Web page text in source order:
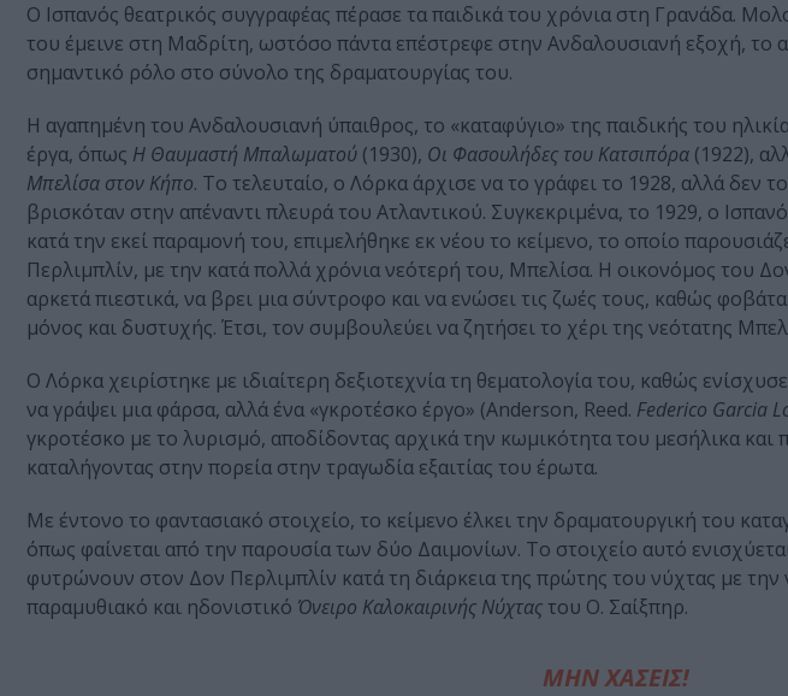
Ο Ισπανός θεατρικός συγγραφέας πέρασε τα παιδικά του χρόνια στη Γρανάδα.
του έμεινε στη Μαδρίτη, ωστόσο πάντα επέστρεφε στην Ανδαλουσιανή εξοχή, το
σημαντικό ρόλο στο σύνολο της δραματουργίας του.
Η αγαπημένη του Ανδαλουσιανή ύπαιθρος, το «καταφύγιο» της παιδικής του
έργα, όπως Η Θαυμαστή Μπαλωματού (1930), Οι Φασουλήδες του Κατσιπόρα (1922),
Μπελίσα στον Κήπο. Το τελευταίο, ο Λόρκα άρχισε να το γράφει το 1928, αλλά δεν
βρισκόταν στην απέναντι πλευρά του Ατλαντικού. Συγκεκριμένα, το 1929, ο
κατά την εκεί παραμονή του, επιμελήθηκε εκ νέου το κείμενο, το οποίο
Περλιμπλίν, με την κατά πολλά χρόνια νεότερή του, Μπελίσα. Η οικονόμος του
αρκετά πιεστικά, να βρει μια σύντροφο και να ενώσει τις ζωές τους, καθώς
μόνος και δυστυχής. Έτσι, τον συμβουλεύει να ζητήσει το χέρι της νεότατης
Ο Λόρκα χειρίστηκε με ιδιαίτερη δεξιοτεχνία τη θεματολογία του, καθώς
να γράψει μια φάρσα, αλλά ένα «γκροτέσκο έργο» (Anderson, Reed. Federico Garcia
γκροτέσκο με το λυρισμό, αποδίδοντας αρχικά την κωμικότητα του μεσήλικα
καταλήγοντας στην πορεία στην τραγωδία εξαιτίας του έρωτα.
Με έντονο το φαντασιακό στοιχείο, το κείμενο έλκει την δραματουργική του
όπως φαίνεται από την παρουσία των δύο Δαιμονίων. Το στοιχείο αυτό
φυτρώνουν στον Δον Περλιμπλίν κατά τη διάρκεια της πρώτης του νύχτας με
παραμυθιακό και ηδονιστικό Όνειρο Καλοκαιρινής Νύχτας του Ο. Σαίξπηρ.
ΜΗΝ ΧΑΣΕΙΣ!